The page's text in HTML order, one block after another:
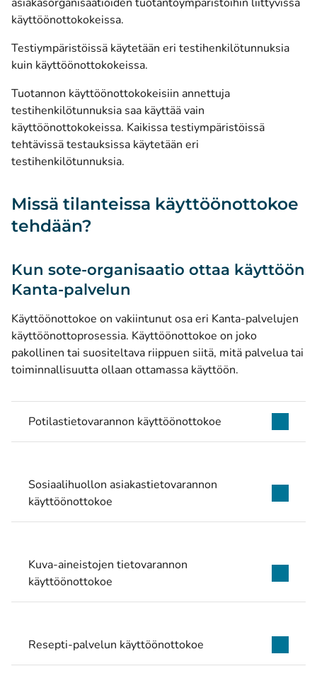
käyttöönottokokeissa.
Testiympäristöissä käytetään eri testihenkilötunnuksia
kuin käyttöönottokokeissa.
Tuotannon käyttöönottokokeisiin annettuja
testihenkilötunnuksia saa käyttää vain
käyttöönottokokeissa. Kaikissa testiympäristöissä
tehtävissä testauksissa käytetään eri
testihenkilötunnuksia.
Missä tilanteissa käyttöönottokoe
tehdään?
Kun sote-organisaatio ottaa käyttöön
Kanta-palvelun
Käyttöönottokoe on vakiintunut osa eri Kanta-palvelujen
käyttöönottoprosessia. Käyttöönottokoe on joko
pakollinen tai suositeltava riippuen siitä, mitä palvelua tai
toiminnallisuutta ollaan ottamassa käyttöön.
Potilastietovarannon käyttöönottokoe
Sosiaalihuollon asiakastietovarannon
käyttöönottokoe
Kuva-aineistojen tietovarannon
käyttöönottokoe
Resepti-palvelun käyttöönottokoe